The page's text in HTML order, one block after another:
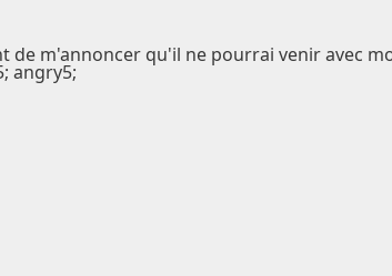
de m'annoncer qu'il ne pourrai venir avec
angry5;